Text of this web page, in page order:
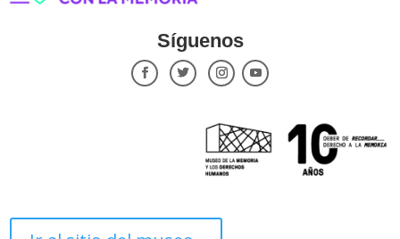
Síguenos